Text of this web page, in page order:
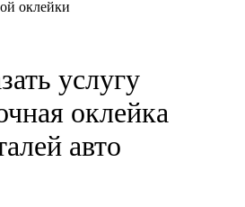
услугу
оклейка
авто